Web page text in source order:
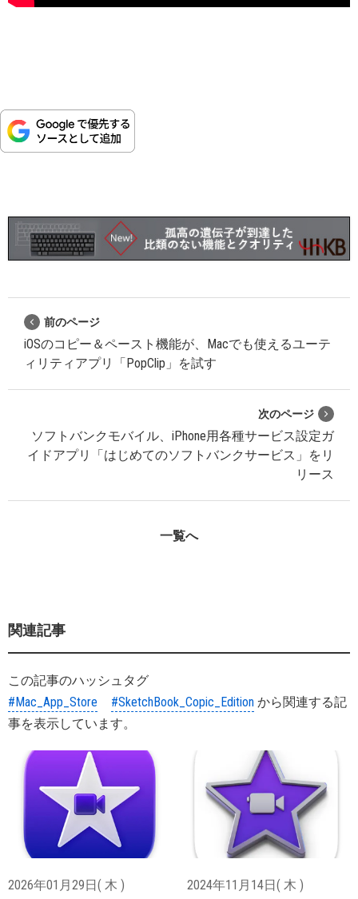
前のページ
iOSのコピー＆ペースト機能が、Macでも使えるユーテ
ィリティアプリ「PopClip」を試す
次のページ
ソフトバンクモバイル、iPhone用各種サービス設定ガ
イドアプリ「はじめてのソフトバンクサービス」をリ
リース
一覧へ
関連記事
この記事のハッシュタグ
#Mac_App_Store
#SketchBook_Copic_Edition から関連する記
事を表示しています。
2026年01月29日( 木 ) 2024年11月14日( 木 )